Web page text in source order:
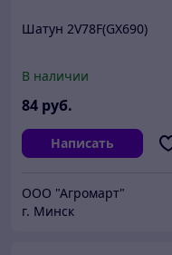
Шатун 2V78F(GX690)
В наличии
84 руб.
Написать
ООО "Агромарт"
г. Минск